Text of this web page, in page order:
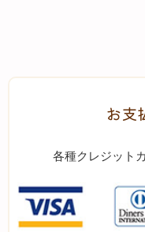
お支
各種クレジット